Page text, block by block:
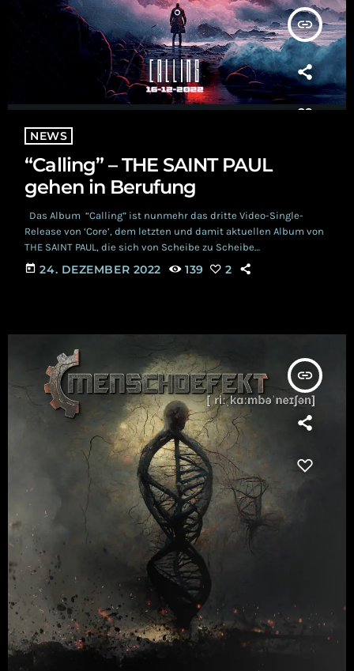
insert_link
NEWS
“Calling” – THE SAINT PAUL
gehen in Berufung
Das Album “Calling” ist nunmehr das dritte Video-Single-
Release von ‘Core’, dem letzten und damit aktuellen Album von
THE SAINT PAUL, die sich von Scheibe zu Scheibe
weiterentwickeln. Im März 2021 erschien die 12-Track Scheibe
über Infacted Recordings und erfreut sich mit jeder
today 24. DEZEMBER 2022 139 2
insert_link